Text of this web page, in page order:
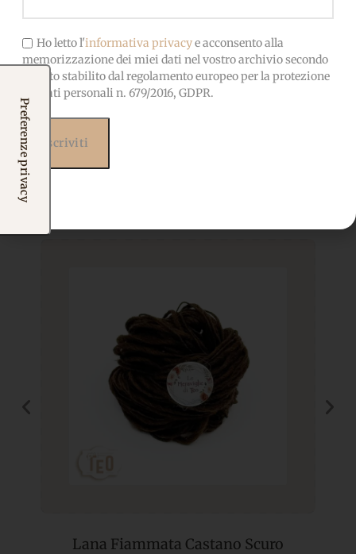
Potrebbero interessarti
Lana Fiammata Castano Scuro
Ho letto l'informativa privacye acconsento alla
memorizzazione dei miei dati nel vostro archivio secondo
quanto stabilito dal regolamento europeo per la protezione
dei dati personali n. 679/2016, GDPR.